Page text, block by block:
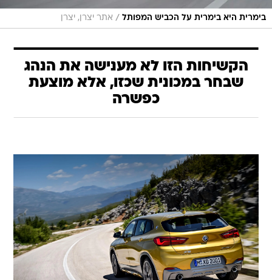
בימרית היא בימרית על הכביש המפותל / אתר יצרן, יצרן
הקשיחות הזו לא מענישה את הנהג
שבחר במכונית שכזו, אלא מוצעת
כפשרה